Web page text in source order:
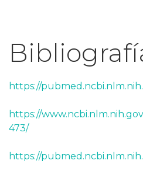
https://
https://
473/
https://